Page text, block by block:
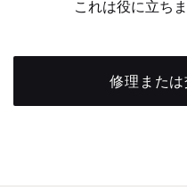
これは役に立ち
修理また